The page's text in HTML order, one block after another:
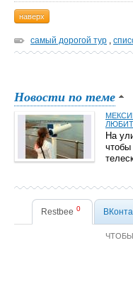
наверх
самый дорогой тур ,
Новости по теме
На
Restbee 0